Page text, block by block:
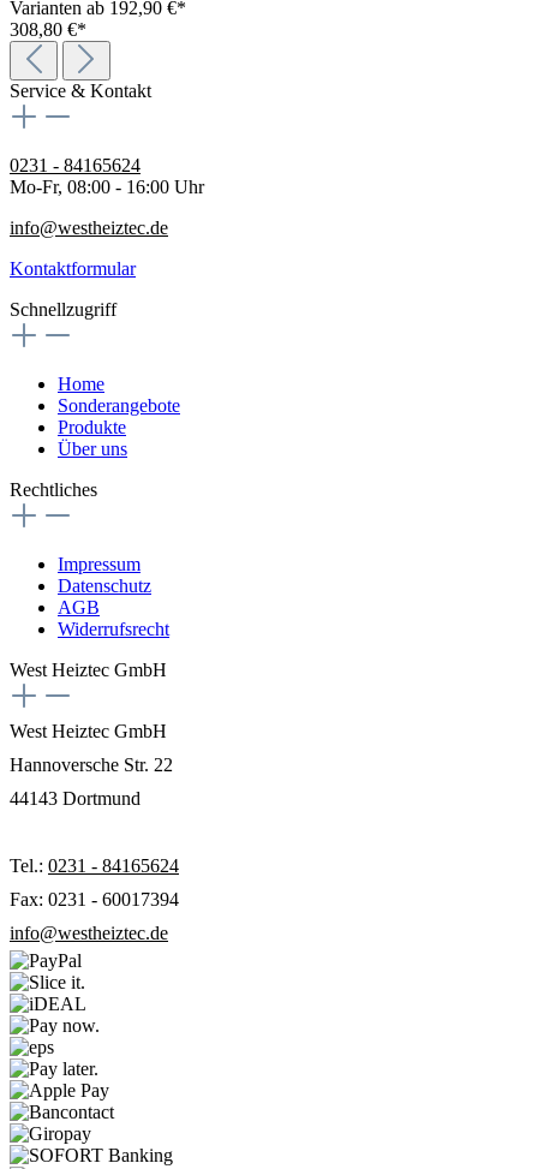
Varianten ab 192,90 €*
308,80 €*
Service & Kontakt
0231 - 84165624
Mo-Fr, 08:00 - 16:00 Uhr
info@westheiztec.de
Kontaktformular
Schnellzugriff
Home
Sonderangebote
Produkte
Über uns
Rechtliches
Impressum
Datenschutz
AGB
Widerrufsrecht
West Heiztec GmbH
West Heiztec GmbH
Hannoversche Str. 22
44143 Dortmund
Tel.: 0231 - 84165624
Fax: 0231 - 60017394
info@westheiztec.de